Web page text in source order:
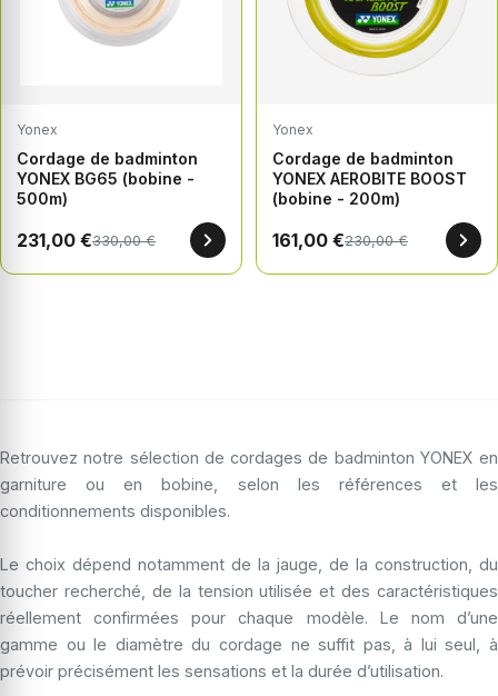
Yonex
Cordage de badminton
YONEX BG65 (bobine -
500m)
231,00 €330,00 €
Yonex
Cordage de badminton
YONEX AEROBITE BOOST
(bobine - 200m)
161,00 €230,00 €
Retrouvez notre sélection de cordages de badminton YONEX en
garniture ou en bobine, selon les références et les
conditionnements disponibles.
Le choix dépend notamment de la jauge, de la construction, du
toucher recherché, de la tension utilisée et des caractéristiques
réellement confirmées pour chaque modèle. Le nom d’une
gamme ou le diamètre du cordage ne suffit pas, à lui seul, à
prévoir précisément les sensations et la durée d’utilisation.